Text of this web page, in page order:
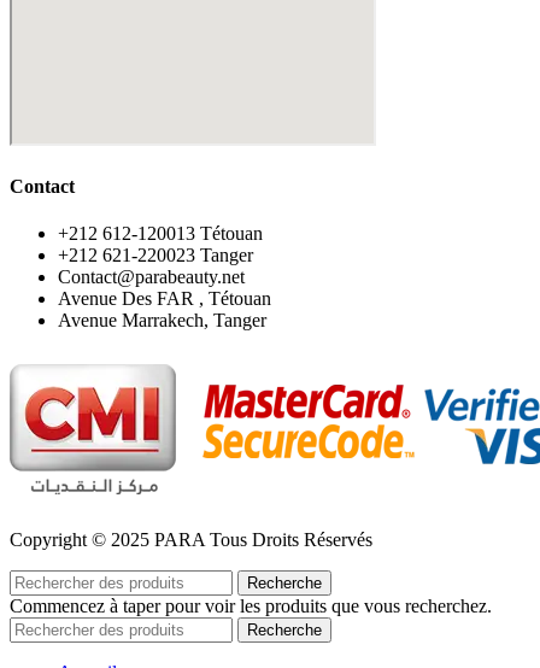
Contact
‪+212 612-120013 Tétouan
‪+212 621-220023 Tanger
Contact@parabeauty.net
Avenue Des FAR , Tétouan
Avenue Marrakech, Tanger
Copyright © 2025 PARA Tous Droits Réservés
Recherche
Commencez à taper pour voir les produits que vous recherchez.
Recherche